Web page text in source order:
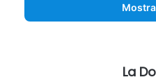
A su turno, Agatiello
en el marco de la campaña.
La